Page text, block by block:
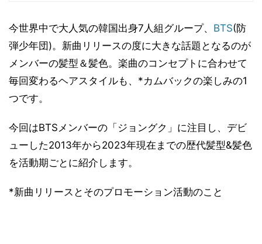
黒＆緑のツートン×センターパート(ON)
茶髪×重めバング(Boy With Luv)
ピンク×長めバング(IDOL)
黒髪×ゆるパーマ(FAKE LOVE)
ピンクメッシュ×重めバング(Spring Day)
茶髪×マッシュ(Blood Sweat & Tears)
茶髪×ゆるパーマ(FIRE)
紫髪×アップバング(DOPE)
今世界中で大人気の韓国出身7人組グループ、 BTS(防
弾少年団)。新曲リリースの度に大きな話題となるのが
メンバーの髪型＆髪色。楽曲のコンセプトに合わせて
毎回変わるヘアスタイルも、*カムバックの楽しみの1
つです。
今回はBTSメンバーの「ジョングク」に注目し、デビ
ューした2013年から2023年現在までの歴代髪型&髪色
を活動期ごとに紹介します。
*新曲リリースとそのプロモーション活動のこと